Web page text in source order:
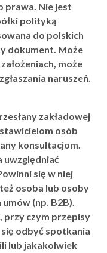
prawa. Nie jest
polityką
do polskich
dokument. Może
może
naruszeń.
zakładowej
osób
konsultacjom.
uwzględniać
się w niej
osoba lub osoby
(np. B2B).
przy czym przepisy
odbyć spotkania
lub jakakolwiek